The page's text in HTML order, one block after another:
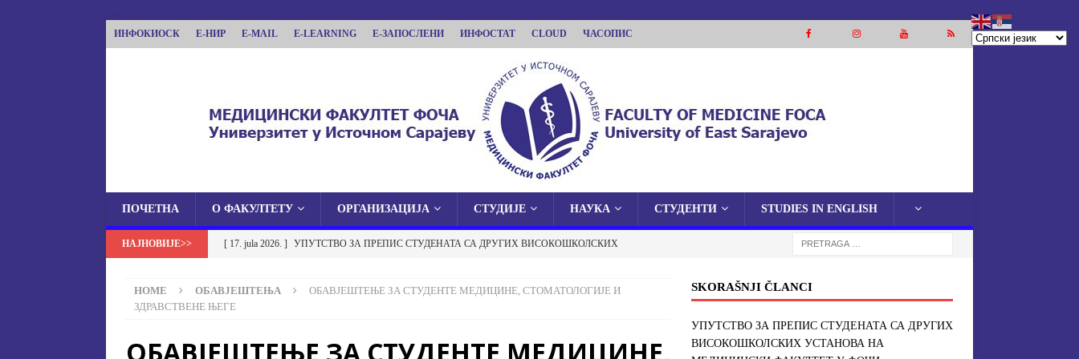
ИНФОКИОСК Е-НИР E-MAIL E-LEARNING Е-ЗАПОСЛЕНИ ИНФОСТАТ CLOUD ЧАСОПИС
МЕДИЦИНСКИ ФАКУЛТЕТ ФОЧА
МЕДИЦИНСКИ ФАКУЛТЕТ УНИВЕРЗИТЕТА У ИСТОЧНОМ САРАЈЕВУ
ПОЧЕТНА О ФАКУЛТЕТУ ОРГАНИЗАЦИЈА СТУДИЈЕ НАУКА СТУДЕНТИ STUDIES IN ENGLISH
[ 17. jula 2026. ] УПУТСТВО ЗА ПРЕПИС СТУДЕНАТА СА ДРУГИХ ВИСОКОШКОЛСКИХ
ОБАВЈЕШТЕЊЕ О ЈАВНОЈ ОДБРАНИ ДОКТОРСКЕ ДИСЕРТАЦИЈЕ
[ 17. jula 2026. ] Избор у звање ОБАВЈЕШТЕЊА
HOME ОБАВЈЕШТЕЊА
ОБАВЈЕШТЕЊЕ ЗА СТУДЕНТЕ МЕДИЦИНЕ, СТОМАТОЛОГИЈЕ И
ЗДРАВСТВЕНЕ ЊЕГЕ
SKORAŠNJI ČLANCI
УПУТСТВО ЗА ПРЕПИС СТУДЕНАТА СА ДРУГИХ
ВИСОКОШКОЛСКИХ УСТАНОВА НА